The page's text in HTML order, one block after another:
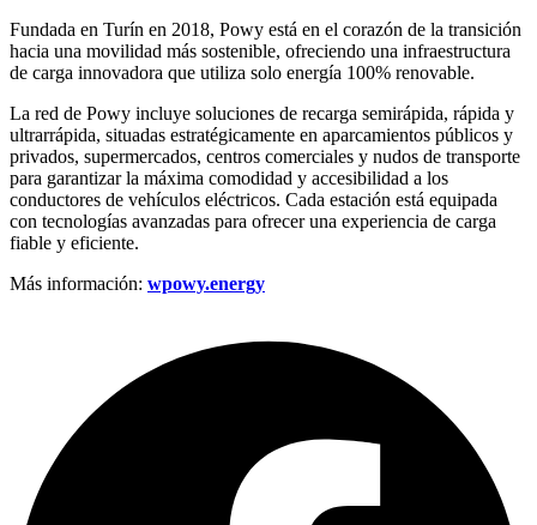
Fundada en Turín en 2018, Powy está en el corazón de la transición
hacia una movilidad más sostenible, ofreciendo una infraestructura
de carga innovadora que utiliza solo energía 100% renovable.
La red de Powy incluye soluciones de recarga semirápida, rápida y
ultrarrápida, situadas estratégicamente en aparcamientos públicos y
privados, supermercados, centros comerciales y nudos de transporte
para garantizar la máxima comodidad y accesibilidad a los
conductores de vehículos eléctricos. Cada estación está equipada
con tecnologías avanzadas para ofrecer una experiencia de carga
fiable y eficiente.
Más información: wpowy.energy